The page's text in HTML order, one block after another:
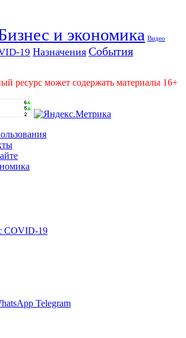
и экономика Видео
19 Назначения События
ресурс может содержать материалы 16+
COVID-19
Telegram